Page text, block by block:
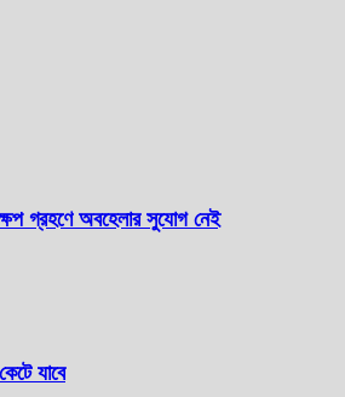
গ্রহণে অবহেলার সুযোগ নেই
যাবে